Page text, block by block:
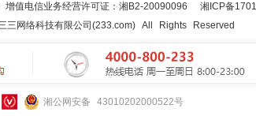
值电信业务经营许可证：湘B2-20090096 湘ICP备
三网络科技有限公司(233.com) All Rights Reserved
湘公网安备 43010202000522号